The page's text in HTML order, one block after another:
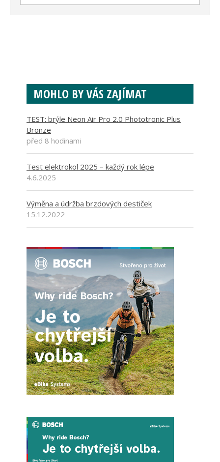
MOHLO BY VÁS ZAJÍMAT
TEST: brýle Neon Air Pro 2.0 Phototronic Plus
Bronze
před 8 hodinami
Test elektrokol 2025 – každý rok lépe
4.6.2025
Výměna a údržba brzdových destiček
15.12.2022